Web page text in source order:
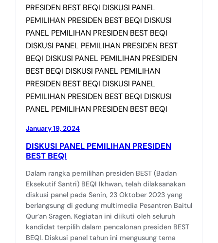
January 19, 2024
DISKUSI PANEL PEMILIHAN PRESIDEN
BEST BEQI
Dalam rangka pemilihan presiden BEST (Badan
Eksekutif Santri) BEQI Ikhwan, telah dilaksanakan
diskusi panel pada Senin, 23 Oktober 2023 yang
berlangsung di gedung multimedia Pesantren Baitul
Qur’an Sragen. Kegiatan ini diikuti oleh seluruh
kandidat terpilih dalam pencalonan presiden BEST
BEQI. Diskusi panel tahun ini mengusung tema